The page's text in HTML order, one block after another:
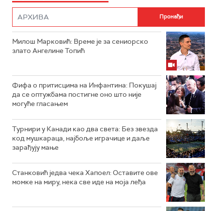
Милош Марковић: Време је за сениорско
злато Ангелине Топић
Фифа о притисцима на Инфантина: Покушај
да се оптужбама постигне оно што није
могуће гласањем
Турнири у Канади као два света: Без звезда
код мушкараца, најбоље играчице и даље
зарађују мање
Станковић једва чека Хапоел: Оставите ове
момке на миру, нека све иде на моја леђа